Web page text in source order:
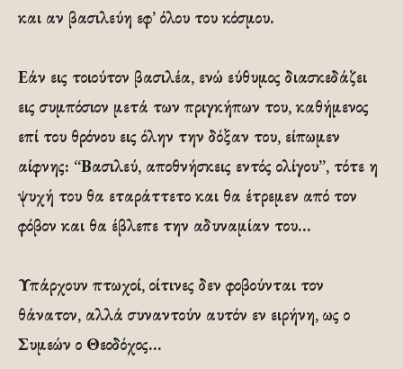
και αν βασιλεύη εφ’ όλου του κόσμου.
Εάν εις τοιούτον βασιλέα, ενώ εύθυμος διασκεδάζει
εις συμπόσιον μετά των πριγκήπων του, καθήμενος
επί του θρόνου εις όλην την δόξαν του, είπωμεν
αίφνης: “Βασιλεύ, αποθνήσκεις εντός ολίγου”, τότε η
ψυχή του θα εταράττετο και θα έτρεμεν από τον
φόβον και θα έβλεπε την αδυναμίαν του…
Υπάρχουν πτωχοί, οίτινες δεν φοβούνται τον
θάνατον, αλλά συναντούν αυτόν εν ειρήνη, ως ο
Συμεών ο Θεοδόχος…